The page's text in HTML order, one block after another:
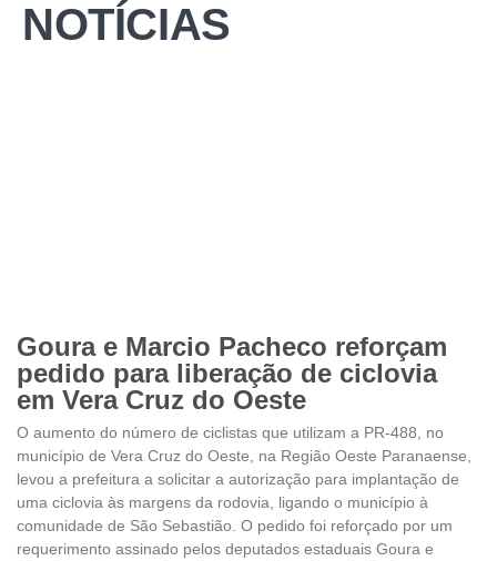
NOTÍCIAS
Goura e Marcio Pacheco reforçam
pedido para liberação de ciclovia
em Vera Cruz do Oeste
O aumento do número de ciclistas que utilizam a PR-488, no
município de Vera Cruz do Oeste, na Região Oeste Paranaense,
levou a prefeitura a solicitar a autorização para implantação de
uma ciclovia às margens da rodovia, ligando o município à
comunidade de São Sebastião. O pedido foi reforçado por um
requerimento assinado pelos deputados estaduais Goura e